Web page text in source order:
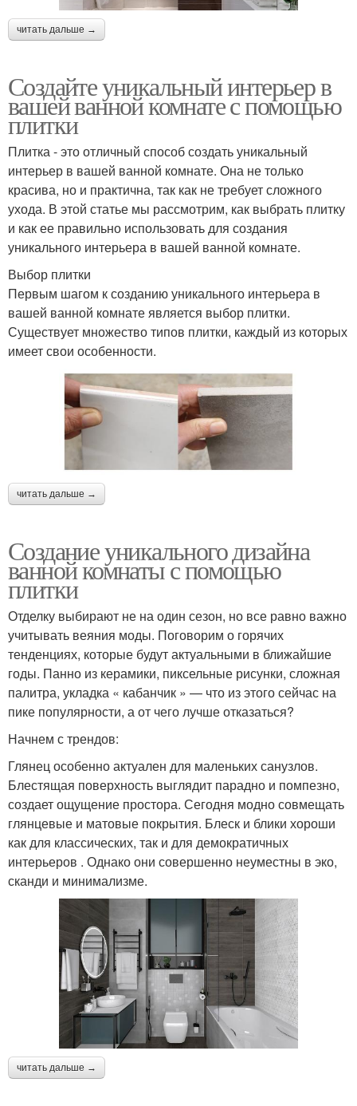
читать дальше →
Создайте уникальный интерьер в
вашей ванной комнате с помощью
плитки
Плитка - это отличный способ создать уникальный
интерьер в вашей ванной комнате. Она не только
красива, но и практична, так как не требует сложного
ухода. В этой статье мы рассмотрим, как выбрать плитку
и как ее правильно использовать для создания
уникального интерьера в вашей ванной комнате.
Выбор плитки
Первым шагом к созданию уникального интерьера в
вашей ванной комнате является выбор плитки.
Существует множество типов плитки, каждый из которых
имеет свои особенности.
читать дальше →
Создание уникального дизайна
ванной комнаты с помощью
плитки
Отделку выбирают не на один сезон, но все равно важно
учитывать веяния моды. Поговорим о горячих
тенденциях, которые будут актуальными в ближайшие
годы. Панно из керамики, пиксельные рисунки, сложная
палитра, укладка « кабанчик » — что из этого сейчас на
пике популярности, а от чего лучше отказаться?
Начнем с трендов:
Глянец особенно актуален для маленьких санузлов.
Блестящая поверхность выглядит парадно и помпезно,
создает ощущение простора. Сегодня модно совмещать
глянцевые и матовые покрытия. Блеск и блики хороши
как для классических, так и для демократичных
интерьеров . Однако они совершенно неуместны в эко,
сканди и минимализме.
читать дальше →